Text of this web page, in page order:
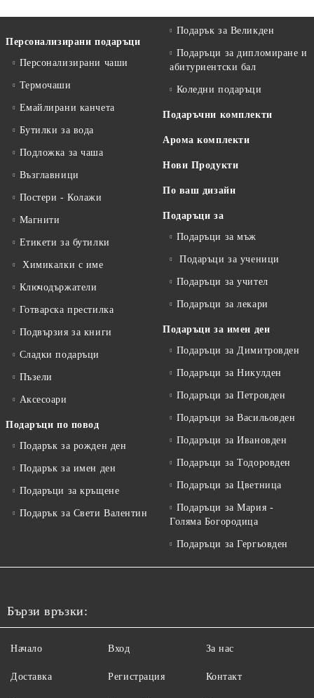
Персонализирани подаръци
Персонализирани чаши
Термочаши
Емайлирани канчета
Бутилки за вода
Подложка за чаша
Възглавници
Постери - Колажи
Магнити
Етикети за бутилки
Химикалки с име
Ключодържатели
Готварска престилка
Подвързия за книги
Сладки подаръци
Пъзели
Аксесоари
Подаръци по повод
Подарък за рожден ден
Подарък за имен ден
Подаръци за кръщене
Подарък за Свети Валентин
Подарък за Великден
Подаръци за дипломиране и
абитуриентски бал
Коледни подаръци
Подаръчни комплекти
Арома комплекти
Нови Продукти
По ваш дизайн
Подаръци за
Подаръци за мъж
Подаръци за ученици
Подаръци за учител
Подаръци за лекари
Подаръци за имен ден
Подаръци за Димитровден
Подаръци за Никулден
Подаръци за Петровден
Подаръци за Васильовден
Подаръци за Ивановден
Подаръци за Тодоровден
Подаръци за Цветница
Подаръци за Мария -
Голяма Богородица
Подаръци за Гергьовден
Бързи връзки:
Начало
Доставка
Вход
Регистрация
За нас
Контакт